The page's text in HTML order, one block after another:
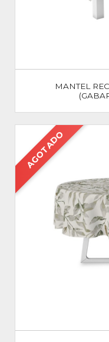
MANTEL
AGOTADO